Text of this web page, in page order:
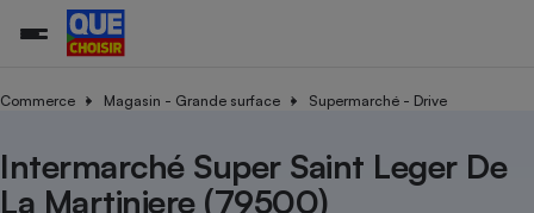
Commerce Magasin - Grande surface Supermarché - Drive
Intermarché Super Saint Leger De
La Martiniere (79500)
Additifs
Organismes de défense
Achat - Vente - Travaux
Démarche administrative
Train
Toutes les actualités
Tous les services
Tous nos combats
L’association